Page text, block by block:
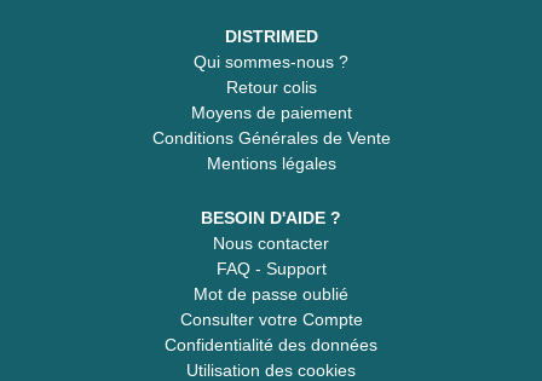
DISTRIMED
Qui sommes-nous ?
Retour colis
Moyens de paiement
Conditions Générales de Vente
Mentions légales
BESOIN D'AIDE ?
Nous contacter
FAQ - Support
Mot de passe oublié
Consulter votre Compte
Confidentialité des données
Utilisation des cookies